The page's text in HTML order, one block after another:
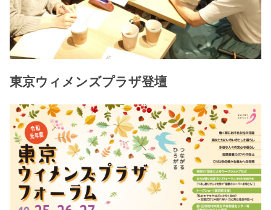
東京ウィメンズプラザ登壇